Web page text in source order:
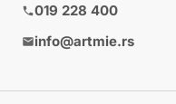
019 228 400
info@artmie.rs